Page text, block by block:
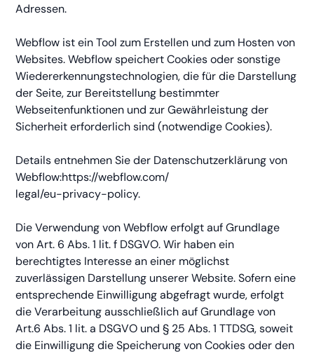
Adressen.
Webflow ist ein Tool zum Erstellen und zum Hosten von
Websites. Webflow speichert Cookies oder sonstige
Wiedererkennungstechnologien, die für die Darstellung
der Seite, zur Bereitstellung bestimmter
Webseitenfunktionen und zur Gewährleistung der
Sicherheit erforderlich sind (notwendige Cookies).
Details entnehmen Sie der Datenschutzerklärung von
Webflow:https://webflow.com/
legal/eu-privacy-policy.
Die Verwendung von Webflow erfolgt auf Grundlage
von Art. 6 Abs. 1 lit. f DSGVO. Wir haben ein
berechtigtes Interesse an einer möglichst
zuverlässigen Darstellung unserer Website. Sofern eine
entsprechende Einwilligung abgefragt wurde, erfolgt
die Verarbeitung ausschließlich auf Grundlage von
Art.6 Abs. 1 lit. a DSGVO und § 25 Abs. 1 TTDSG, soweit
die Einwilligung die Speicherung von Cookies oder den